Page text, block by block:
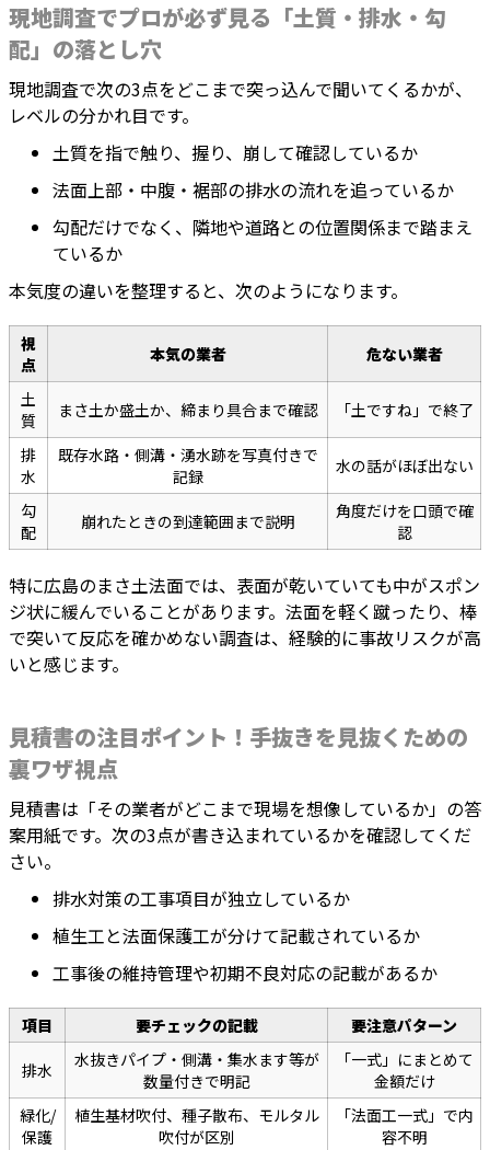
現地調査でプロが必ず見る「土質・排水・勾
配」の落とし穴
現地調査で次の3点をどこまで突っ込んで聞いてくるかが、
レベルの分かれ目です。
土質を指で触り、握り、崩して確認しているか
法面上部・中腹・裾部の排水の流れを追っているか
勾配だけでなく、隣地や道路との位置関係まで踏まえ
ているか
本気度の違いを整理すると、次のようになります。
視
点
本気の業者 危ない業者
土
質
まさ土か盛土か、締まり具合まで確認 「土ですね」で終了
排
水
既存水路・側溝・湧水跡を写真付きで
記録
水の話がほぼ出ない
勾
配
崩れたときの到達範囲まで説明
角度だけを口頭で確
認
特に広島のまさ土法面では、表面が乾いていても中がスポン
ジ状に緩んでいることがあります。法面を軽く蹴ったり、棒
で突いて反応を確かめない調査は、経験的に事故リスクが高
いと感じます。
見積書の注目ポイント！手抜きを見抜くための
裏ワザ視点
見積書は「その業者がどこまで現場を想像しているか」の答
案用紙です。次の3点が書き込まれているかを確認してくだ
さい。
排水対策の工事項目が独立しているか
植生工と法面保護工が分けて記載されているか
工事後の維持管理や初期不良対応の記載があるか
項目 要チェックの記載 要注意パターン
排水
水抜きパイプ・側溝・集水ます等が
数量付きで明記
「一式」にまとめて
金額だけ
緑化/
保護
植生基材吹付、種子散布、モルタル
吹付が区別
「法面工一式」で内
容不明